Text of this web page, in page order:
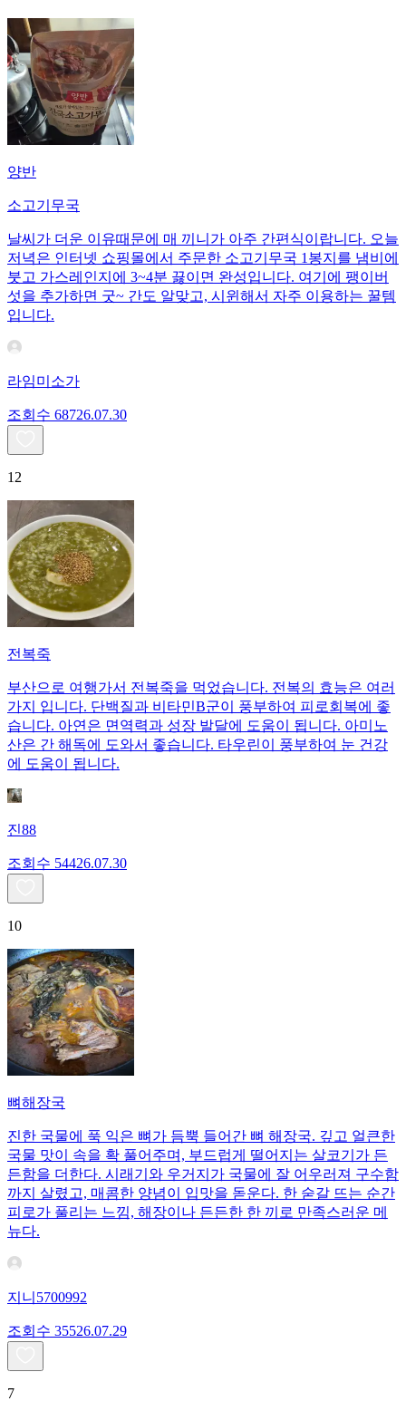
양반
소고기무국
날씨가 더운 이유때문에 매 끼니가 아주 간편식이랍니다. 오늘
저녁은 인터넷 쇼핑몰에서 주문한 소고기무국 1봉지를 냄비에
붓고 가스레인지에 3~4분 끓이면 완성입니다. 여기에 팽이버
섯을 추가하면 굿~ 간도 알맞고, 시윈해서 자주 이용하는 꿀템
입니다.
라임미소가
조회수 68726.07.30
12
전복죽
부산으로 여행가서 전복죽을 먹었습니다. 전복의 효능은 여러
가지 입니다. 단백질과 비타민B군이 풍부하여 피로회복에 좋
습니다. 아연은 면역력과 성장 발달에 도움이 됩니다. 아미노
산은 간 해독에 도와서 좋습니다. 타우린이 풍부하여 눈 건강
에 도움이 됩니다.
진88
조회수 54426.07.30
10
뼈해장국
진한 국물에 푹 익은 뼈가 듬뿍 들어간 뼈 해장국. 깊고 얼큰한
국물 맛이 속을 확 풀어주며, 부드럽게 떨어지는 살코기가 든
든함을 더한다. 시래기와 우거지가 국물에 잘 어우러져 구수함
까지 살렸고, 매콤한 양념이 입맛을 돋운다. 한 숟갈 뜨는 순간
피로가 풀리는 느낌, 해장이나 든든한 한 끼로 만족스러운 메
뉴다.
지니5700992
조회수 35526.07.29
7